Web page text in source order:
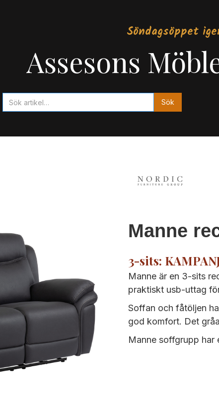
Söndagsöppet
Assesons
Manne
3-sits:
Manne är en 3-sits
praktiskt usb-uttag
Soffan och fåtöljen
god komfort. Det
Manne soffgrupp